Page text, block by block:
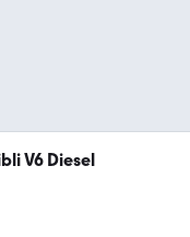
V6 Diesel